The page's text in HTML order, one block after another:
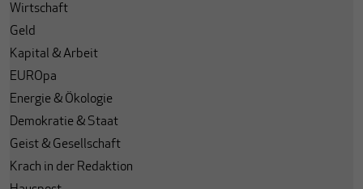
Wirtschaft
Geld
Kapital & Arbeit
EUROpa
Energie & Ökologie
Demokratie & Staat
Geist & Gesellschaft
Krach in der Redaktion